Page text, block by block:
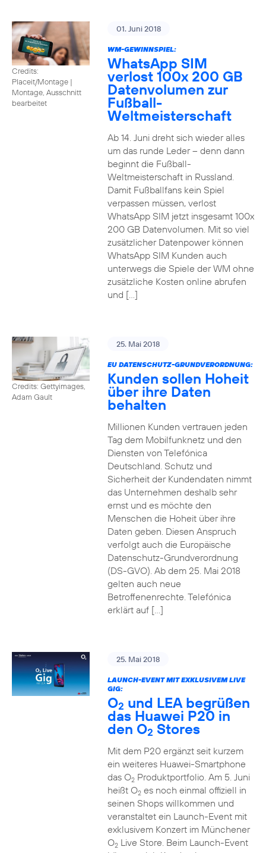
Credits:
Placeit/Montage |
Montage, Ausschnitt
bearbeitet
01. Juni 2018
WM-GEWINNSPIEL:
WhatsApp SIM
verlost 100x 200 GB
Datenvolumen zur
Fußball-
Weltmeisterschaft
Ab 14. Juni dreht sich wieder alles
um das runde Leder – denn dann
beginnt die Fußball-
Weltmeisterschaft in Russland.
Damit Fußballfans kein Spiel
verpassen müssen, verlost
WhatsApp SIM jetzt insgesamt 100x
200 GB Datenvolumen. Mit so viel
zusätzlicher Datenpower können
WhatsApp SIM Kunden auch
unterwegs die Spiele der WM ohne
zusätzliche Kosten online abrufen
und […]
Credits: Gettyimages,
Adam Gault
25. Mai 2018
EU DATENSCHUTZ-GRUNDVERORDNUNG:
Kunden sollen Hoheit
über ihre Daten
behalten
Millionen Kunden vertrauen jeden
Tag dem Mobilfunknetz und den
Diensten von Telefónica
Deutschland. Schutz und
Sicherheit der Kundendaten nimmt
das Unternehmen deshalb sehr
ernst und es möchte den
Menschen die Hoheit über ihre
Daten geben. Diesen Anspruch
verfolgt auch die Europäische
Datenschutz-Grundverordnung
(DS-GVO). Ab dem 25. Mai 2018
gelten auch neue
Betroffenenrechte. Telefónica
erklärt auf […]
25. Mai 2018
LAUNCH-EVENT MIT EXKLUSIVEM LIVE
GIG:
O2 und LEA begrüßen
das Huawei P20 in
den O2 Stores
Mit dem P20 ergänzt seit kurzem
ein weiteres Huawei-Smartphone
das O2Produktportfolio. Am 5. Juni
heißt O2es noch einmal offiziell in
seinen Shops willkommen und
veranstaltet ein Launch-Event mit
exklusivem Konzert im Münchener
O2Live Store. Beim Launch-Event